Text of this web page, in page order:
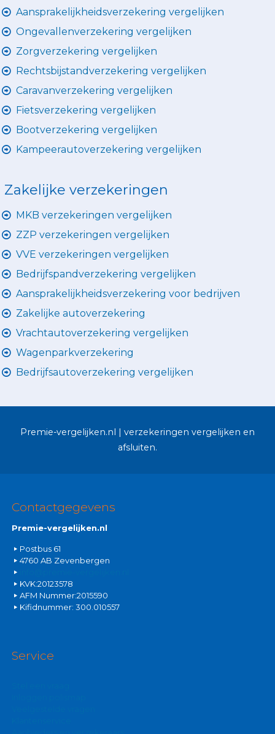
Aansprakelijkheidsverzekering vergelijken
Ongevallenverzekering vergelijken
Zorgverzekering vergelijken
Rechtsbijstandverzekering vergelijken
Caravanverzekering vergelijken
Fietsverzekering vergelijken
Bootverzekering vergelijken
Kampeerautoverzekering vergelijken
Zakelijke verzekeringen
MKB verzekeringen vergelijken
ZZP verzekeringen vergelijken
VVE verzekeringen vergelijken
Bedrijfspandverzekering vergelijken
Aansprakelijkheidsverzekering voor bedrijven
Zakelijke autoverzekering
Vrachtautoverzekering vergelijken
Wagenparkverzekering
Bedrijfsautoverzekering vergelijken
Premie-vergelijken.nl | verzekeringen vergelijken en
afsluiten.
Contactgegevens
Premie-vergelijken.nl
Postbus 61
4760 AB Zevenbergen
KVK:20123578
AFM Nummer:2015590
Kifidnummer: 300.010557
Service